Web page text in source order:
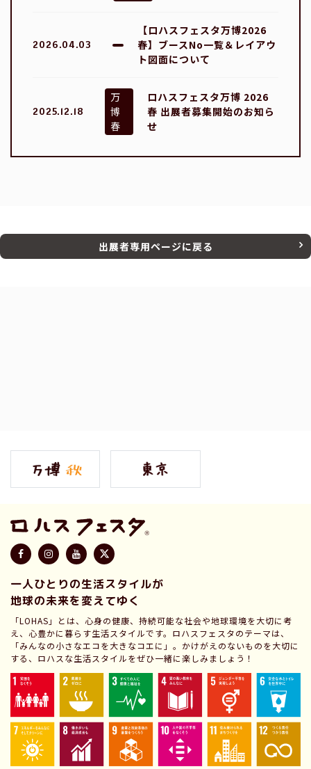
2026.04.03
【ロハスフェスタ万博2026
春】ブースNo一覧＆レイアウ
ト図面について
2025.12.18
万
博
春
ロハスフェスタ万博 2026
春 出展者募集開始のお知ら
せ
出展者専用ページに戻る
一人ひとりの生活スタイルが
地球の未来を変えてゆく
「LOHAS」とは、心身の健康、持続可能な社会や地球環境を大切に考
え、心豊かに暮らす生活スタイルです。ロハスフェスタのテーマは、
「みんなの小さなエコを大きなコエに」。かけがえのないものを大切に
する、ロハスな生活スタイルをぜひ一緒に楽しみましょう！